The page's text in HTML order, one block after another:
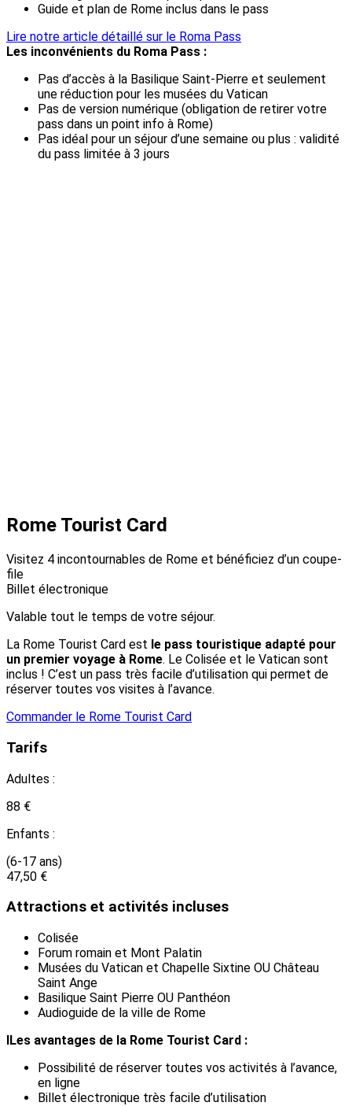
Guide et plan de Rome inclus dans le pass
Lire notre article détaillé sur le Roma Pass
Les inconvénients du Roma Pass :
Pas d’accès à la Basilique Saint-Pierre et seulement
une réduction pour les musées du Vatican
Pas de version numérique (obligation de retirer votre
pass dans un point info à Rome)
Pas idéal pour un séjour d’une semaine ou plus : validité
du pass limitée à 3 jours
Rome Tourist Card
Visitez 4 incontournables de Rome et bénéficiez d’un coupe-
file
Billet électronique
Valable tout le temps de votre séjour.
La Rome Tourist Card est le pass touristique adapté pour
un premier voyage à Rome. Le Colisée et le Vatican sont
inclus ! C’est un pass très facile d’utilisation qui permet de
réserver toutes vos visites à l’avance.
Commander le Rome Tourist Card
Tarifs
Adultes :
88 €
Enfants :
(6-17 ans)
47,50 €
Attractions et activités incluses
Colisée
Forum romain et Mont Palatin
Musées du Vatican et Chapelle Sixtine OU Château
Saint Ange
Basilique Saint Pierre OU Panthéon
Audioguide de la ville de Rome
lLes avantages de la Rome Tourist Card :
Possibilité de réserver toutes vos activités à l’avance,
en ligne
Billet électronique très facile d’utilisation